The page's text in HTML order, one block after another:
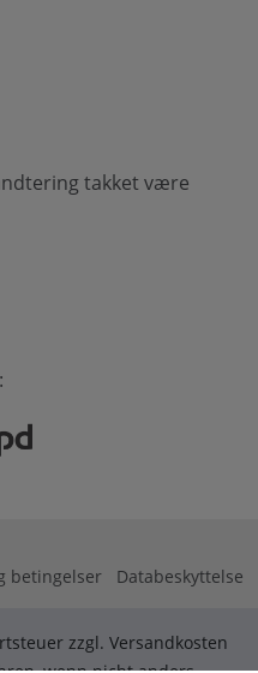
takket være
betingelser Databeskyttelse
zzgl. Versandkosten